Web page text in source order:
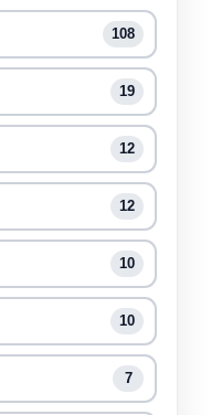
108
19
12
12
10
10
7